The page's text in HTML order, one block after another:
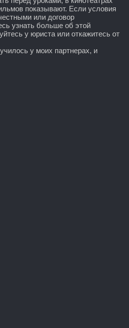
показывают. Если условия
или договор
узнать больше об этой
у юриста или откажитесь от
у моих партнерах, и